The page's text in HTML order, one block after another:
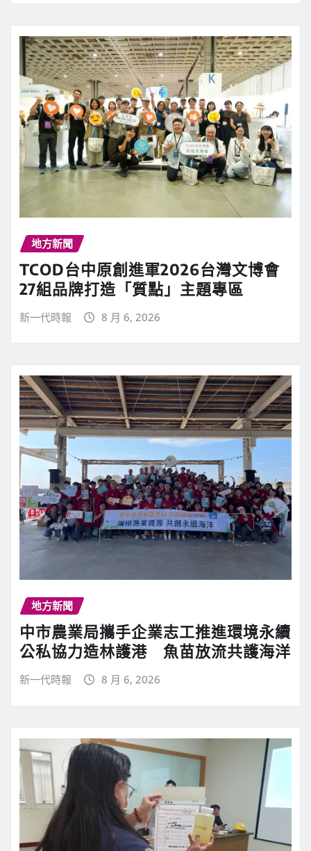
地方新聞
TCOD台中原創進軍2026台灣文博會
27組品牌打造「質點」主題專區
新一代時報 8 月 6, 2026
地方新聞
中市農業局攜手企業志工推進環境永續
公私協力造林護港 魚苗放流共護海洋
新一代時報 8 月 6, 2026